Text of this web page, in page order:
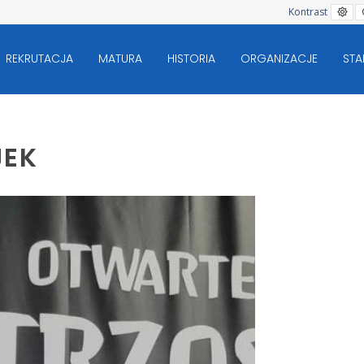
Kontrast
REKRUTACJA MATURA HISTORIA ORGANIZACJE